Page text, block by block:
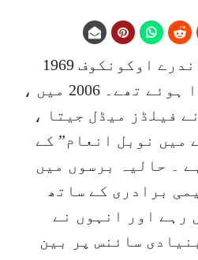
بیجنگ (ویب ڈیسک) آندرے اوکونکوف 1969
میں ماسکو میں پیدا ہوئے تھے۔ 2006 میں ،
نے فیلڈز میڈل جیتا ،
میں نوبل انعام” کے
۔ حالیہ برسوں میں
برادری کے ساتھ
رہے اور انہوں نے
سائنس پر بین